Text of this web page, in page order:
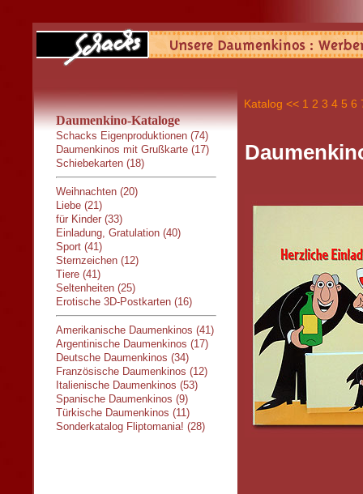
Daumenkino-Kataloge
Schacks Eigenproduktionen (74)
Daumenkinos mit Grußkarte (17)
Schiebekarten (18)
Weihnachten (20)
Liebe (21)
für Kinder (33)
Einladung, Gratulation (40)
Sport (41)
Sternzeichen (12)
Tiere (41)
Seltenheiten (25)
Erotische 3D-Postkarten (16)
Amerikanische Daumenkinos (41)
Argentinische Daumenkinos (17)
Deutsche Daumenkinos (34)
Französische Daumenkinos (12)
Italienische Daumenkinos (53)
Spanische Daumenkinos (9)
Türkische Daumenkinos (11)
Sonderkatalog Fliptomania! (28)
Katalog << 1 2 3 4 5 6